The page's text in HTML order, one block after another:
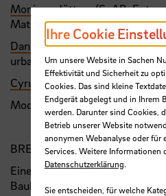
Monique Jüttner(SoAB,
Material)
Daniela Konrad(SoAB,
urbanen Kontext)
Cyrus Zahiri( SoAB, Freiraum
Moderation:Nina Möllering
BREMER STADTDIALOG
Eine Initiative wichtiger
Baubereich, koordiniert vom
Ihre Cookie
Um unsere Website in Sachen
Effektivität und Sicherheit zu
Cookies. Das sind kleine
Endgerät abgelegt und in Ihrem
werden. Darunter sind Cookies,
Betrieb unserer Website
anonymen Webanalyse oder für
Services. Weitere Informationen
Datenschutzerklärung.
Sie entscheiden, für welche